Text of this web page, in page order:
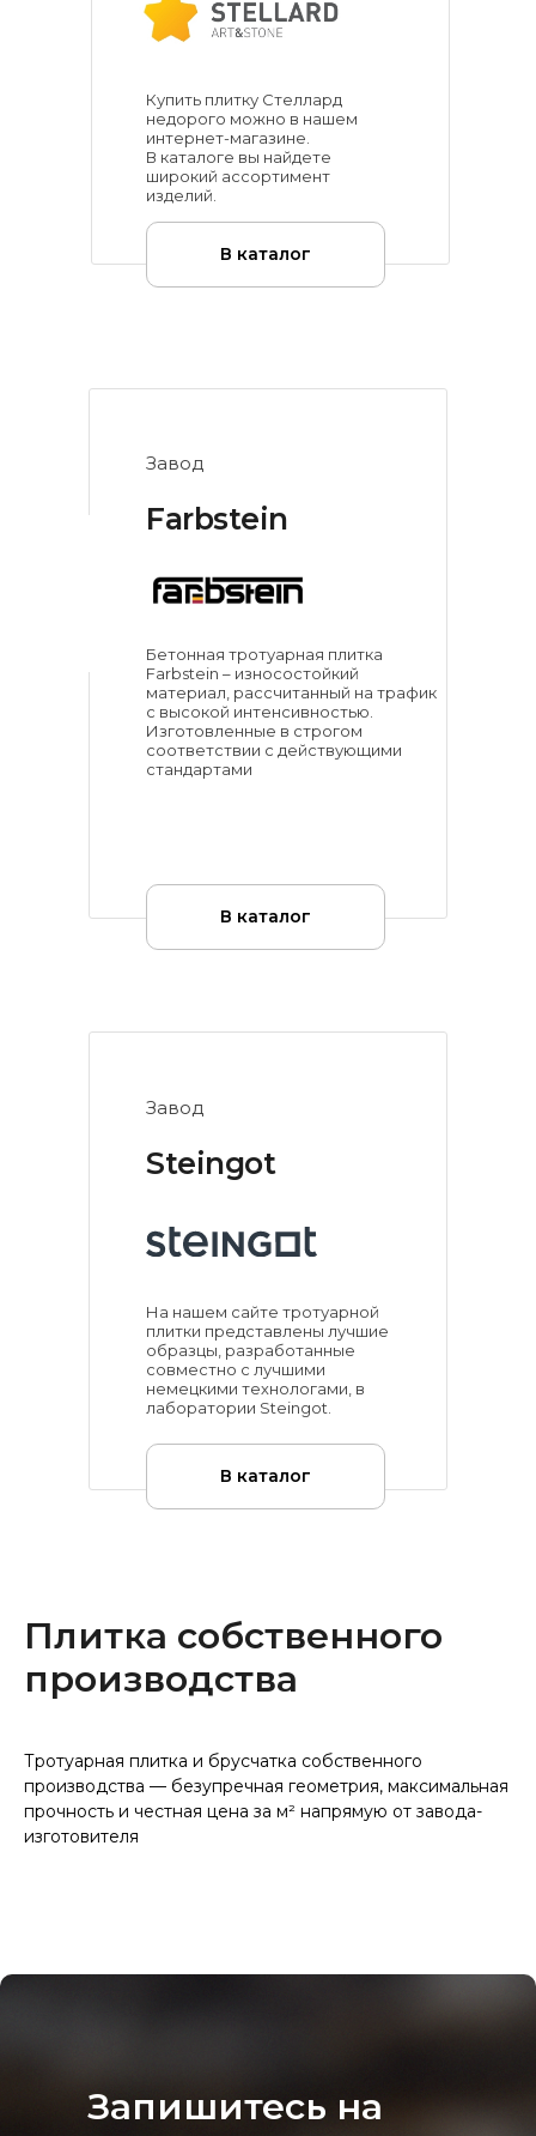
Steingot
В каталог
На нашем сайте тротуарной
плитки представлены лучшие
образцы, разработанные
совместно с лучшими
немецкими технологами, в
лаборатории Steingot.
Купить плитку Стеллард
недорого можно в нашем
интернет-магазине.
В каталоге вы найдете
широкий ассортимент
изделий.
Завод
В каталог
Завод
Farbstein
В каталог
Бетонная тротуарная плитка
Farbstein – износостойкий
материал, рассчитанный на трафик
с высокой интенсивностью.
Изготовленные в строгом
соответствии с действующими
стандартами
Плитка собственного
производства
Тротуарная плитка и брусчатка собственного
производства — безупречная геометрия, максимальная
прочность и честная цена за м² напрямую от завода-
изготовителя
Запишитесь на